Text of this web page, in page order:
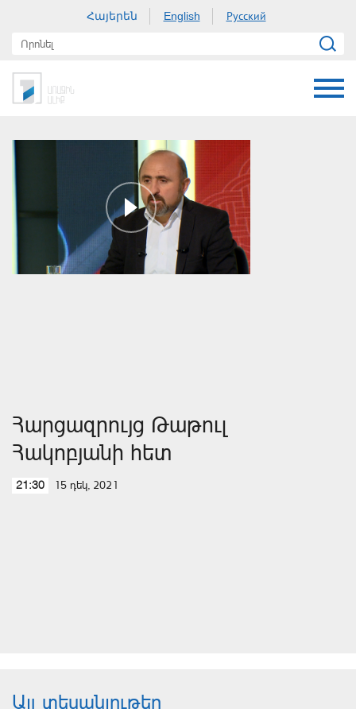
Հայերեն English Русский
Հարցազրույց Թաթուլ
Հակոբյանի հետ
21:30 15 դեկ, 2021
Այլ տեսանյութեր